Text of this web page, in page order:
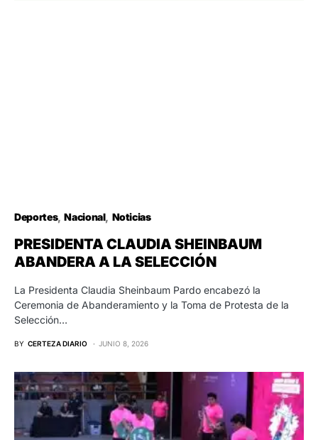
Deportes Nacional Noticias
PRESIDENTA CLAUDIA SHEINBAUM
ABANDERA A LA SELECCIÓN
La Presidenta Claudia Sheinbaum Pardo encabezó la
Ceremonia de Abanderamiento y la Toma de Protesta de la
Selección…
BY CERTEZA DIARIO JUNIO 8, 2026